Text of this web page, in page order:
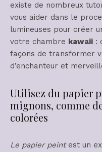
existe de nombreux
vous aider dans le
lumineuses pour créer
votre chambre kawaii :
façons de transformer
d’enchanteur et
Utilisez du papier
mignons, comme
colorées
Le papier peintest un